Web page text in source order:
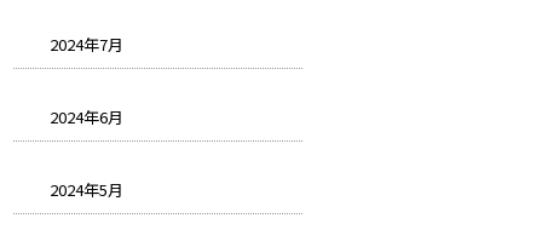
2024年7月
2024年6月
2024年5月